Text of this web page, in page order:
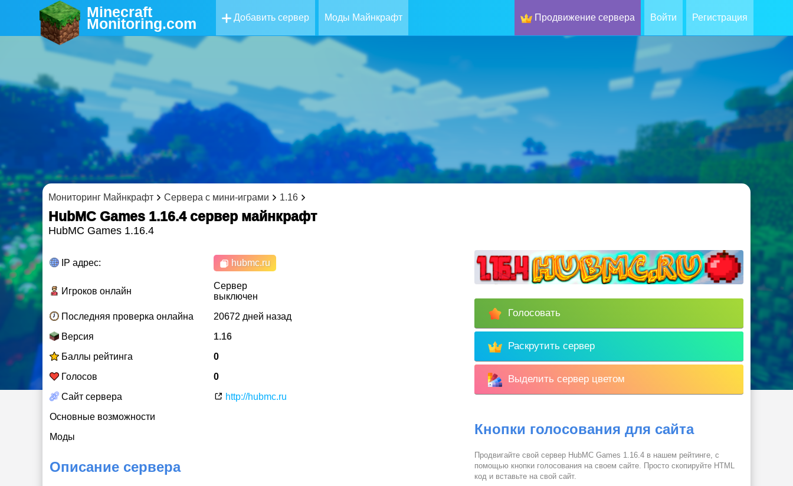
Minecraft
Monitoring.com Добавить сервер Моды Майнкрафт Продвижение сервера Войти Регистрация
Мониторинг Майнкрафт Сервера с мини-играми 1.16
HubMC Games 1.16.4 cервер майнкрафт
HubMC Games 1.16.4
IP адрес: hubmc.ru
Игроков онлайн
Сервер
выключен
Последняя проверка онлайна
20672 дней назад
Версия
1.16
Баллы рейтинга
0
Голосов
0
Сайт сервера
http://hubmc.ru
Основные возможности
Моды
Описание сервера
Голосовать
Раскрутить сервер
Выделить сервер цветом
Кнопки голосования для сайта
Продвигайте свой сервер HubMC Games 1.16.4 в нашем рейтинге, с
помощью кнопки голосования на своем сайте. Просто скопируйте HTML
код и вставьте на свой сайт.